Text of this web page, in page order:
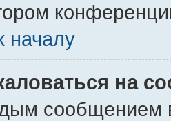
началу
на
сообщением